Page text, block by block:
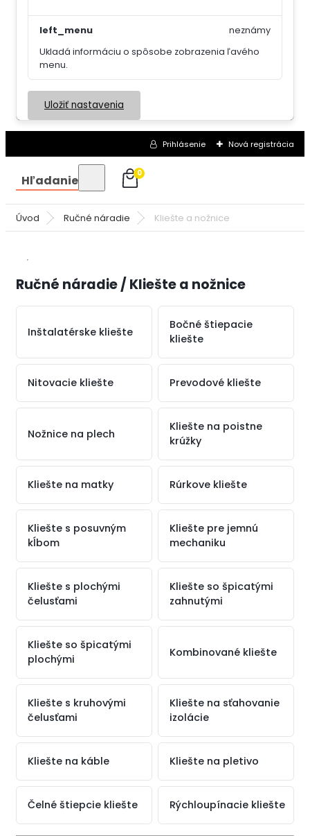
left_menu
Ukladá informáciu o spôsobe zobrazenia ľavého
menu.
neznámy
Uložiť nastavenia
Prihlásenie Nová registrácia
Hľadanie 0
Úvod Ručné náradie Kliešte a nožnice
Ručné náradie / Kliešte a nožnice
Inštalatérske kliešte
Bočné štiepacie
kliešte
Nitovacie kliešte Prevodové kliešte
Nožnice na plech
Kliešte na poistne
krúžky
Kliešte na matky Rúrkove kliešte
Kliešte s posuvným
kĺbom
Kliešte pre jemnú
mechaniku
Kliešte s plochými
čelusťami
Kliešte so špicatými
zahnutými
Kliešte so špicatými
plochými
Kombinované kliešte
Kliešte s kruhovými
čelusťami
Kliešte na sťahovanie
izolácie
Kliešte na káble Kliešte na pletivo
Čelné štiepcie kliešte Rýchloupínacie kliešte